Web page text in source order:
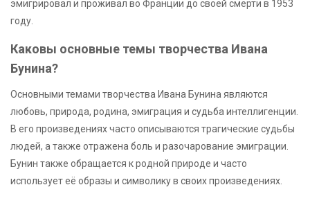
эмигрировал и проживал во Франции до своей смерти в 1953
году.
Каковы основные темы творчества Ивана
Бунина?
Основными темами творчества Ивана Бунина являются
любовь, природа, родина, эмиграция и судьба интеллигенции.
В его произведениях часто описываются трагические судьбы
людей, а также отражена боль и разочарование эмиграции.
Бунин также обращается к родной природе и часто
использует её образы и символику в своих произведениях.